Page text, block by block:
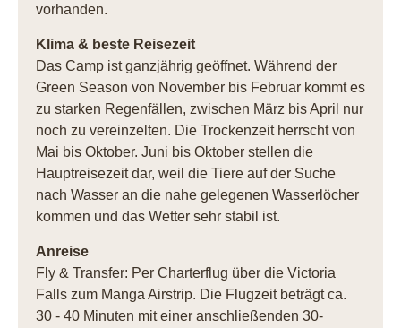
vorhanden.
Klima & beste Reisezeit
Das Camp ist ganzjährig geöffnet. Während der
Green Season von November bis Februar kommt es
zu starken Regenfällen, zwischen März bis April nur
noch zu vereinzelten. Die Trockenzeit herrscht von
Mai bis Oktober. Juni bis Oktober stellen die
Hauptreisezeit dar, weil die Tiere auf der Suche
nach Wasser an die nahe gelegenen Wasserlöcher
kommen und das Wetter sehr stabil ist.
Anreise
Fly & Transfer: Per Charterflug über die Victoria
Falls zum Manga Airstrip. Die Flugzeit beträgt ca.
30 - 40 Minuten mit einer anschließenden 30-